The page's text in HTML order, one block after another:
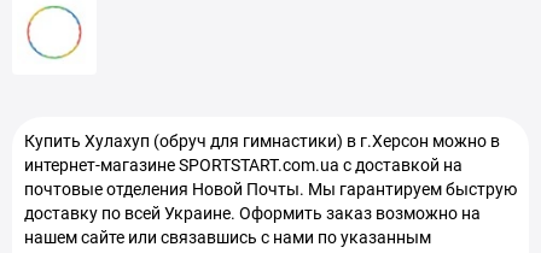
Спин байки в Херсон
Жилеты утяжелители в Херсон
Коврики для йоги в Херсон
Купить Хулахуп (обруч для гимнастики) в г.Херсон можно в
интернет-магазине SPORTSTART.com.ua с доставкой на
почтовые отделения Новой Почты. Мы гарантируем быструю
доставку по всей Украине. Оформить заказ возможно на
нашем сайте или связавшись с нами по указанным